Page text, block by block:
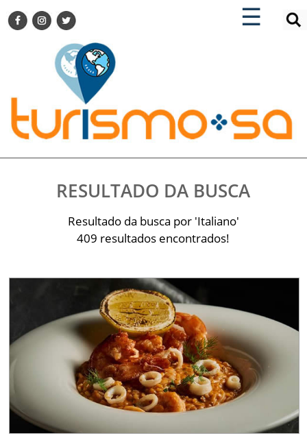
☰
×
TURISMO SA FOR BUSINESS
DESTINOS NACIONAIS
DESTINOS INTERNACIONAIS
CITY BREAK
TURISMO E MERCADO
EVENTOS
GASTRONOMIA
VITRINE
TURISMO SA TV
TESTADO E APROVADO
ÚLTIMAS NOTÍCIAS
PARCEIROS
QUEM SOMOS - EQUIPE
×
ENCONTRE SUA NOTÍCIA
RESULTADO DA BUSCA
Resultado da busca por 'Italiano'
409 resultados encontrados!